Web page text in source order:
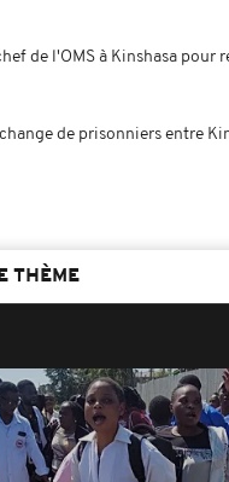
de l'OMS à Kinshasa pour
de prisonniers entre
THÈME